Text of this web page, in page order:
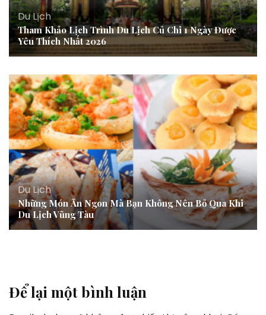
Du Lịch
Tham Khảo Lịch Trình Du Lịch Củ Chi 1 Ngày Được
Yêu Thích Nhất 2026
Du Lịch
Những Món Ăn Ngon Mà Bạn Không Nên Bỏ Qua Khi
Du Lịch Vũng Tàu
Để lại một bình luận